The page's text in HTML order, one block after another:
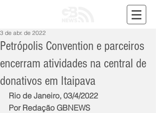
Petrópolis Convention e parceiros
encerram atividades na central de
donativos em Itaipava
3 de abr. de 2022
Rio de Janeiro, 03/4/2022
Por Redação GBNEWS